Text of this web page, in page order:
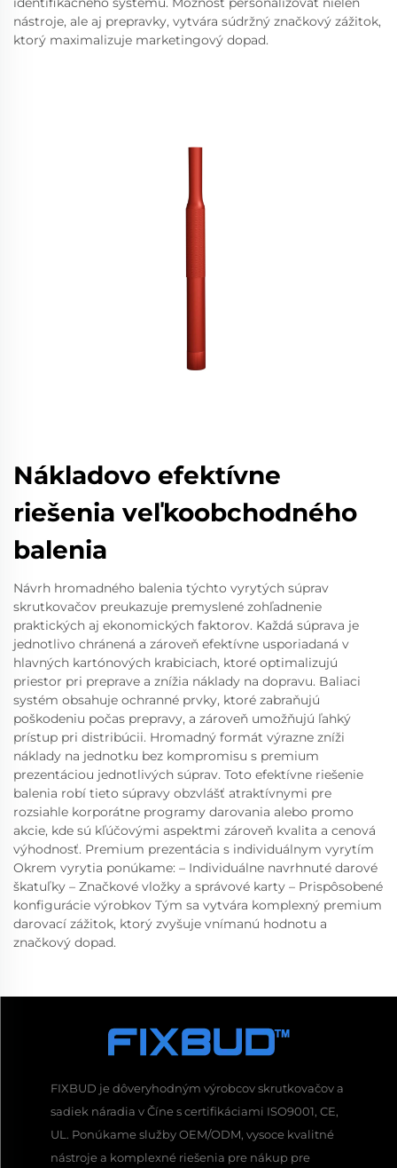
nástroje, ale aj prepravky, vytvára súdržný značkový zážitok,
ktorý maximalizuje marketingový dopad.
Nákladovo efektívne
riešenia veľkoobchodného
balenia
Návrh hromadného balenia týchto vyrytých súprav
skrutkovačov preukazuje premyslené zohľadnenie
praktických aj ekonomických faktorov. Každá súprava je
jednotlivo chránená a zároveň efektívne usporiadaná v
hlavných kartónových krabiciach, ktoré optimalizujú
priestor pri preprave a znížia náklady na dopravu. Baliaci
systém obsahuje ochranné prvky, ktoré zabraňujú
poškodeniu počas prepravy, a zároveň umožňujú ľahký
prístup pri distribúcii. Hromadný formát výrazne zníži
náklady na jednotku bez kompromisu s premium
prezentáciou jednotlivých súprav. Toto efektívne riešenie
balenia robí tieto súpravy obzvlášť atraktívnymi pre
rozsiahle korporátne programy darovania alebo promo
akcie, kde sú kľúčovými aspektmi zároveň kvalita a cenová
výhodnosť. Premium prezentácia s individuálnym vyrytím
Okrem vyrytia ponúkame: – Individuálne navrhnuté darové
škatuľky – Značkové vložky a správové karty – Prispôsobené
konfigurácie výrobkov Tým sa vytvára komplexný premium
darovací zážitok, ktorý zvyšuje vnímanú hodnotu a
značkový dopad.
FIXBUD je dôveryhodným výrobcov skrutkovačov a
sadiek náradia v Číne s certifikáciami ISO9001, CE,
UL. Ponúkame služby OEM/ODM, vysoce kvalitné
nástroje a komplexné riešenia pre nákup pre